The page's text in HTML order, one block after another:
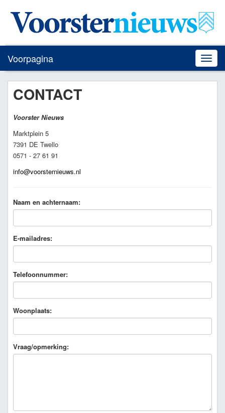
Toggle
Voorpagina
CONTACT
Voorster Nieuws
Marktplein 5
7391 DE Twello
0571 - 27 61 91
info@voorsternieuws.nl
Naam en achternaam:
E-mailadres:
Telefoonnummer:
Woonplaats:
Vraag/opmerking: